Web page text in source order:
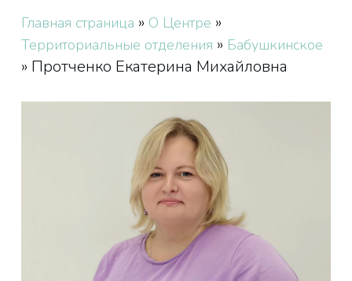
Главная страница » О Центре »
Территориальные отделения » Бабушкинское
» Протченко Екатерина Михайловна